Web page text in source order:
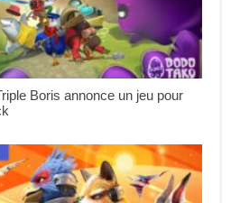
Boris annonce un jeu pour